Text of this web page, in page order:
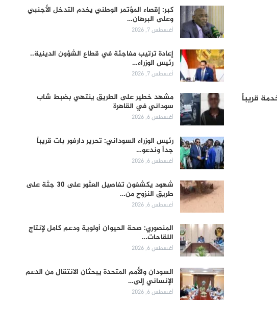
قريباً
كبر: إقصاء المؤتمر الوطني يخدم التدخل الأجنبي
وعلى البرهان…
أغسطس 7, 2026
إعادة ترتيب مفاجئة في قطاع الشؤون الدينية..
رئيس الوزراء…
أغسطس 7, 2026
مشهد خطير على الطريق ينتهي بضبط شاب
سوداني في القاهرة
أغسطس 6, 2026
رئيس الوزراء السوداني: تحرير دارفور بات قريباً
جداً وندعو…
أغسطس 6, 2026
شهود يكشفون تفاصيل العثور على 30 جثة على
طريق النزوح من…
أغسطس 6, 2026
المنصوري: صحة الحيوان أولوية ودعم كامل لإنتاج
اللقاحات…
أغسطس 6, 2026
السودان والأمم المتحدة يبحثان الانتقال من الدعم
الإنساني إلى…
أغسطس 6, 2026